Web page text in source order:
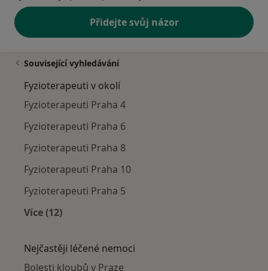
Přidejte svůj názor
Související vyhledávání
Fyzioterapeuti v okolí
Fyzioterapeuti Praha 4
Fyzioterapeuti Praha 6
Fyzioterapeuti Praha 8
Fyzioterapeuti Praha 10
Fyzioterapeuti Praha 5
Více (12)
Nejčastěji léčené nemoci
Bolesti kloubů v Praze